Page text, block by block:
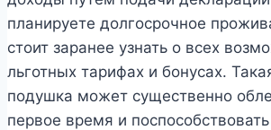
планируете долгосрочное
стоит заранее узнать о всех
льготных тарифах и бонусах.
подушка может существенно
первое время и